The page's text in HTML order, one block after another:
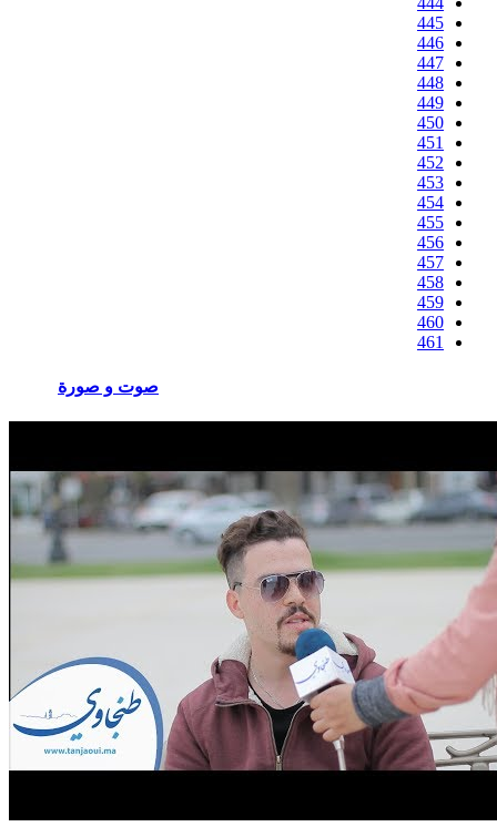
445
446
447
448
449
450
451
452
453
454
455
456
457
458
459
460
461
صوت و صورة